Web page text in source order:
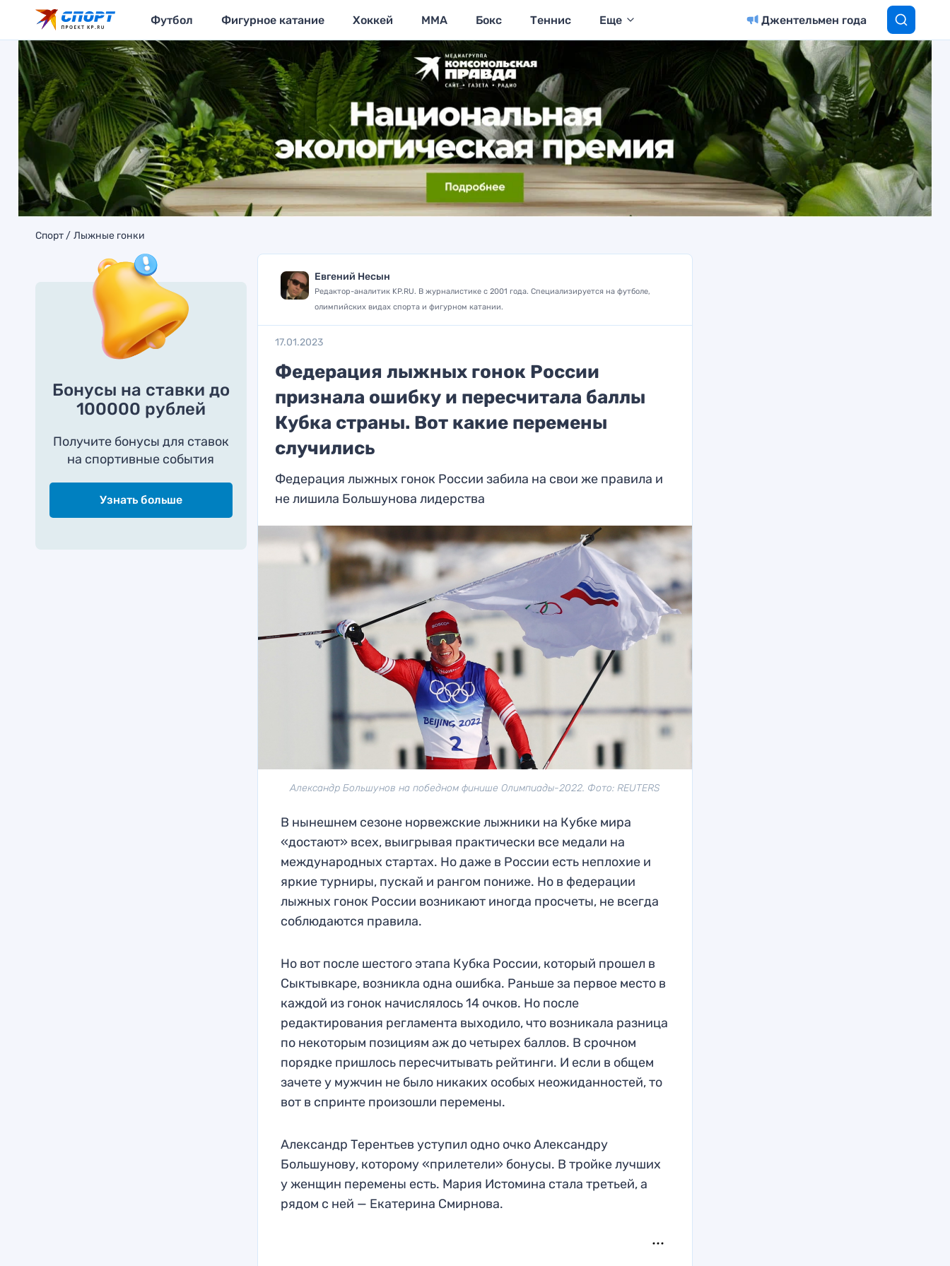
Футбол Фигурное катание Хоккей MMA Бокс Теннис Еще Джентельмен года
Спорт Лыжные гонки
Бонусы на ставки до
100000 рублей
Получите бонусы для ставок
на спортивные события
Узнать больше
Евгений Несын
Редактор-аналитик KP.RU. В журналистике с 2001 года. Специализируется на футболе,
олимпийских видах спорта и фигурном катании.
17.01.2023
Федерация лыжных гонок России
признала ошибку и пересчитала баллы
Кубка страны. Вот какие перемены
случились
Федерация лыжных гонок России забила на свои же правила и
не лишила Большунова лидерства
Александр Большунов на победном финише Олимпиады-2022. Фото: REUTERS
В нынешнем сезоне норвежские лыжники на Кубке мира
«достают» всех, выигрывая практически все медали на
международных стартах. Но даже в России есть неплохие и
яркие турниры, пускай и рангом пониже. Но в федерации
лыжных гонок России возникают иногда просчеты, не всегда
соблюдаются правила.
Но вот после шестого этапа Кубка России, который прошел в
Сыктывкаре, возникла одна ошибка. Раньше за первое место в
каждой из гонок начислялось 14 очков. Но после
редактирования регламента выходило, что возникала разница
по некоторым позициям аж до четырех баллов. В срочном
порядке пришлось пересчитывать рейтинги. И если в общем
зачете у мужчин не было никаких особых неожиданностей, то
вот в спринте произошли перемены.
Александр Терентьев уступил одно очко Александру
Большунову, которому «прилетели» бонусы. В тройке лучших
у женщин перемены есть. Мария Истомина стала третьей, а
рядом с ней — Екатерина Смирнова.